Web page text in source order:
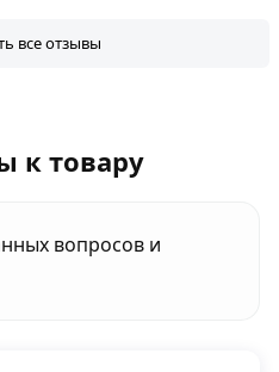
все отзывы
к товару
вопросов и